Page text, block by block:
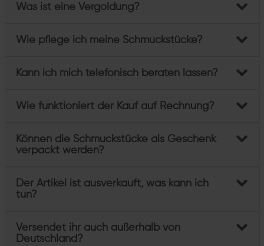
Was ist eine Vergoldung?
Wie pflege ich meine Schmuckstücke?
Kann ich mich telefonisch beraten lassen?
Wie funktioniert der Kauf auf Rechnung?
Können die Schmuckstücke als Geschenk
verpackt werden?
Der Artikel ist ausverkauft, was kann ich
tun?
Versendet ihr auch außerhalb von
Deutschland?